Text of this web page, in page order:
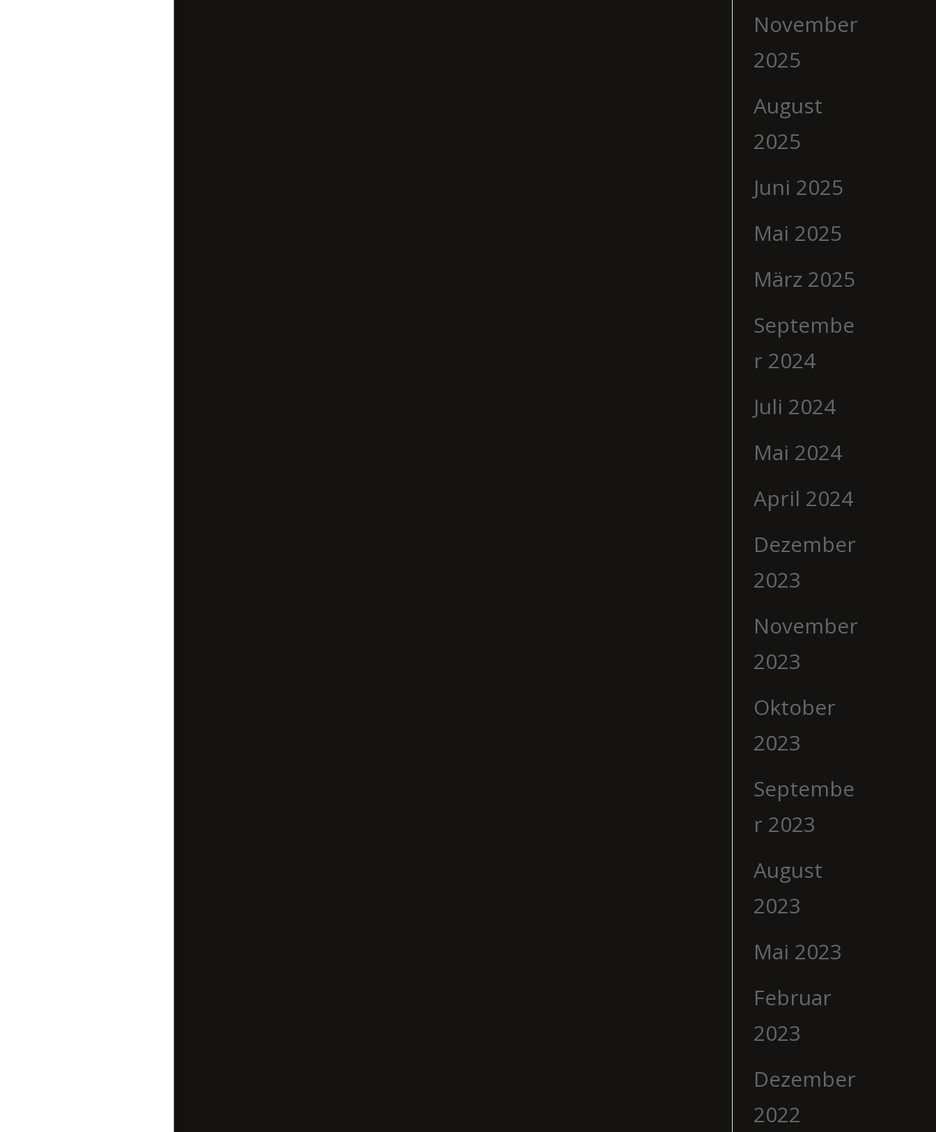
November
2025
August
2025
Juni 2025
Mai 2025
März 2025
Septembe
r 2024
Juli 2024
Mai 2024
April 2024
Dezember
2023
November
2023
Oktober
2023
Septembe
r 2023
August
2023
Mai 2023
Februar
2023
Dezember
2022